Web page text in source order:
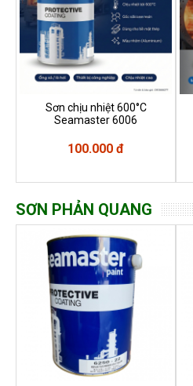
Sơn chịu nhiệt 600°C
Seamaster 6006
100.000 đ
SƠN PHẢN QUANG